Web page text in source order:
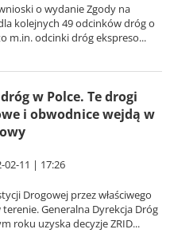
o wydanie Zgody na
kolejnych 49 odcinków dróg o
m.in. odcinki dróg ekspreso...
w Polce. Te drogi
i obwodnice wejdą w
02-11 | 17:26
Drogowej przez właściwego
Generalna Dyrekcja Dróg
roku uzyska decyzje ZRID...